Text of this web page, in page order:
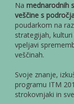
Na mednarodnih
veščine s
poudarkom na
strategijah,
vpeljavi
veščinah.
Svoje znanje,
programu ITM
strokovnjaki in